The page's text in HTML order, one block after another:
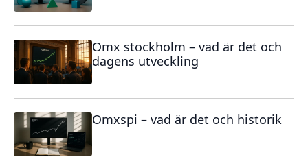
Omx stockholm – vad är det och
dagens utveckling
Omxspi – vad är det och historik